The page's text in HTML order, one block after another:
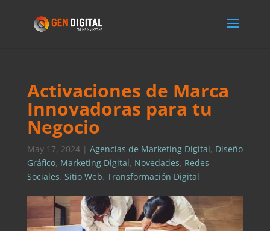
Activaciones de Marca
Innovadoras para tu
Negocio
May 17, 2024| Agencias de Marketing Digital, Diseño
Gráfico, Marketing Digital, Novedades, Redes
Sociales, Sitio Web, Transformación Digital